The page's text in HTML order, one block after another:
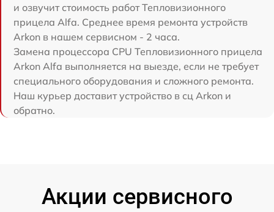
и озвучит стоимость работ Тепловизионного
прицела Alfa. Среднее время ремонта устройств
Arkon в нашем сервисном - 2 часа.
Замена процессора CPU Тепловизионного прицела
Arkon Alfa выполняется на выезде, если не требует
специального оборудования и сложного ремонта.
Наш курьер доставит устройство в сц Arkon и
обратно.
Акции сервисного